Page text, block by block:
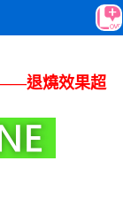
退燒效果超